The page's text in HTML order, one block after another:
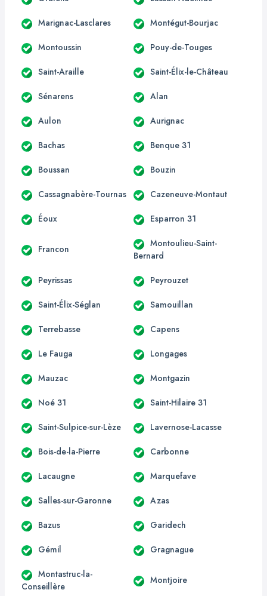
Marignac-Lasclares Montégut-Bourjac
Montoussin Pouy-de-Touges
Saint-Araille Saint-Élix-le-Château
Sénarens Alan
Aulon Aurignac
Bachas Benque 31
Boussan Bouzin
Cassagnabère-Tournas Cazeneuve-Montaut
Éoux Esparron 31
Francon
Montoulieu-Saint-
Bernard
Peyrissas Peyrouzet
Saint-Élix-Séglan Samouillan
Terrebasse Capens
Le Fauga Longages
Mauzac Montgazin
Noé 31 Saint-Hilaire 31
Saint-Sulpice-sur-Lèze Lavernose-Lacasse
Bois-de-la-Pierre Carbonne
Lacaugne Marquefave
Salles-sur-Garonne Azas
Bazus Garidech
Gémil Gragnague
Montastruc-la-
Conseillère
Montjoire